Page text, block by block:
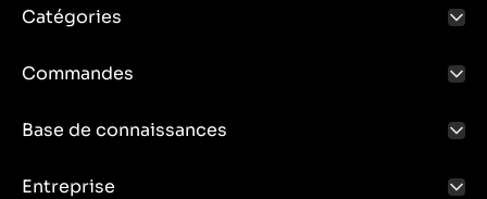
Catégories
Commandes
Base de connaissances
Entreprise